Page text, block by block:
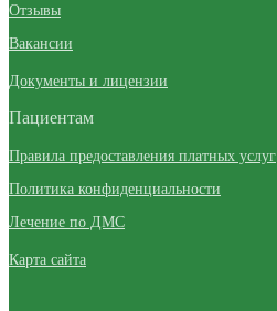
Отзывы
Вакансии
Документы и лицензии
Пациентам
Правила предоставления платных услуг
Политика конфиденциальности
Лечение по ДМС
Карта сайта